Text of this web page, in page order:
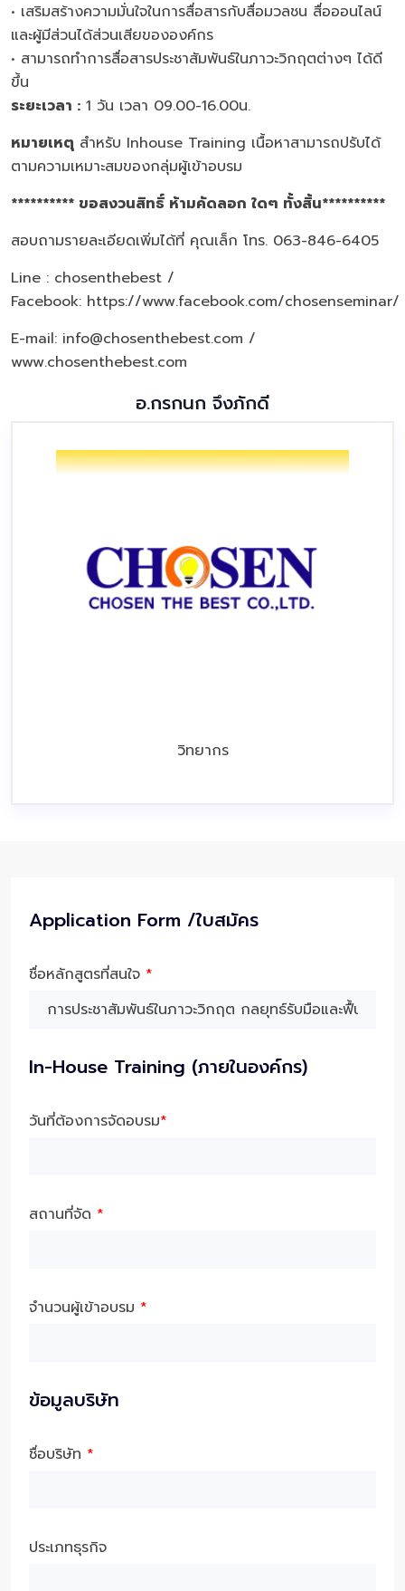
• เสริมสร้างความมั่นใจในการสื่อสารกับสื่อมวลชน สื่อออนไลน์
และผู้มีส่วนได้ส่วนเสียขององค์กร
• สามารถทำการสื่อสารประชาสัมพันธ์ในภาวะวิกฤตต่างๆ ได้ดี
ขึ้น
ระยะเวลา : 1 วัน เวลา 09.00-16.00น.
หมายเหตุ สำหรับ Inhouse Training เนื้อหาสามารถปรับได้
ตามความเหมาะสมของกลุ่มผู้เข้าอบรม
********** ขอสงวนสิทธิ์ ห้ามคัดลอก ใดๆ ทั้งสิ้น**********
สอบถามรายละเอียดเพิ่มได้ที่ คุณเล็ก โทร. 063-846-6405
Line : chosenthebest /
Facebook: https://www.facebook.com/chosenseminar/
E-mail: info@chosenthebest.com /
www.chosenthebest.com
อ.กรกนก จึงภักดี
วิทยากร
Application Form /ใบสมัคร
ชื่อหลักสูตรที่สนใจ *
In-House Training (ภายในองค์กร)
วันที่ต้องการจัดอบรม*
สถานที่จัด *
จำนวนผู้เข้าอบรม *
ข้อมูลบริษัท
ชื่อบริษัท *
ประเภทธุรกิจ